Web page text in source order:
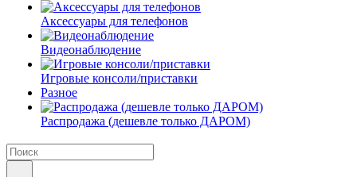
Аксессуары для телефонов
Видеонаблюдение
Игровые консоли/приставки
Разное
Распродажа (дешевле только ДАРОМ)